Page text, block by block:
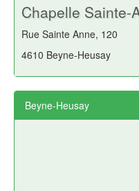
Chapelle Sainte-
Rue Sainte Anne, 120
4610 Beyne-Heusay
Beyne-Heusay